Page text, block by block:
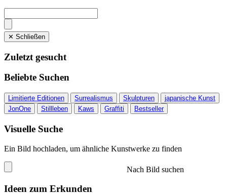
✕ Schließen
Zuletzt gesucht
Beliebte Suchen
Limitierte Editionen Surrealismus Skulpturen
japanische Kunst
JonOne
Stillleben Kaws Graffiti Bestseller
Visuelle Suche
Ein Bild hochladen, um ähnliche Kunstwerke zu finden
Nach Bild suchen
Ideen zum Erkunden